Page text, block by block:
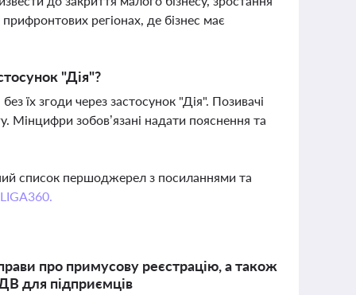
регіонах, де бізнес має
"Дія"?
їх згоди через застосунок "Дія". Позивачі
Мінцифри зобов’язані надати пояснення та
список першоджерел з посиланнями та
про примусову реєстрацію, а також
для підприємців